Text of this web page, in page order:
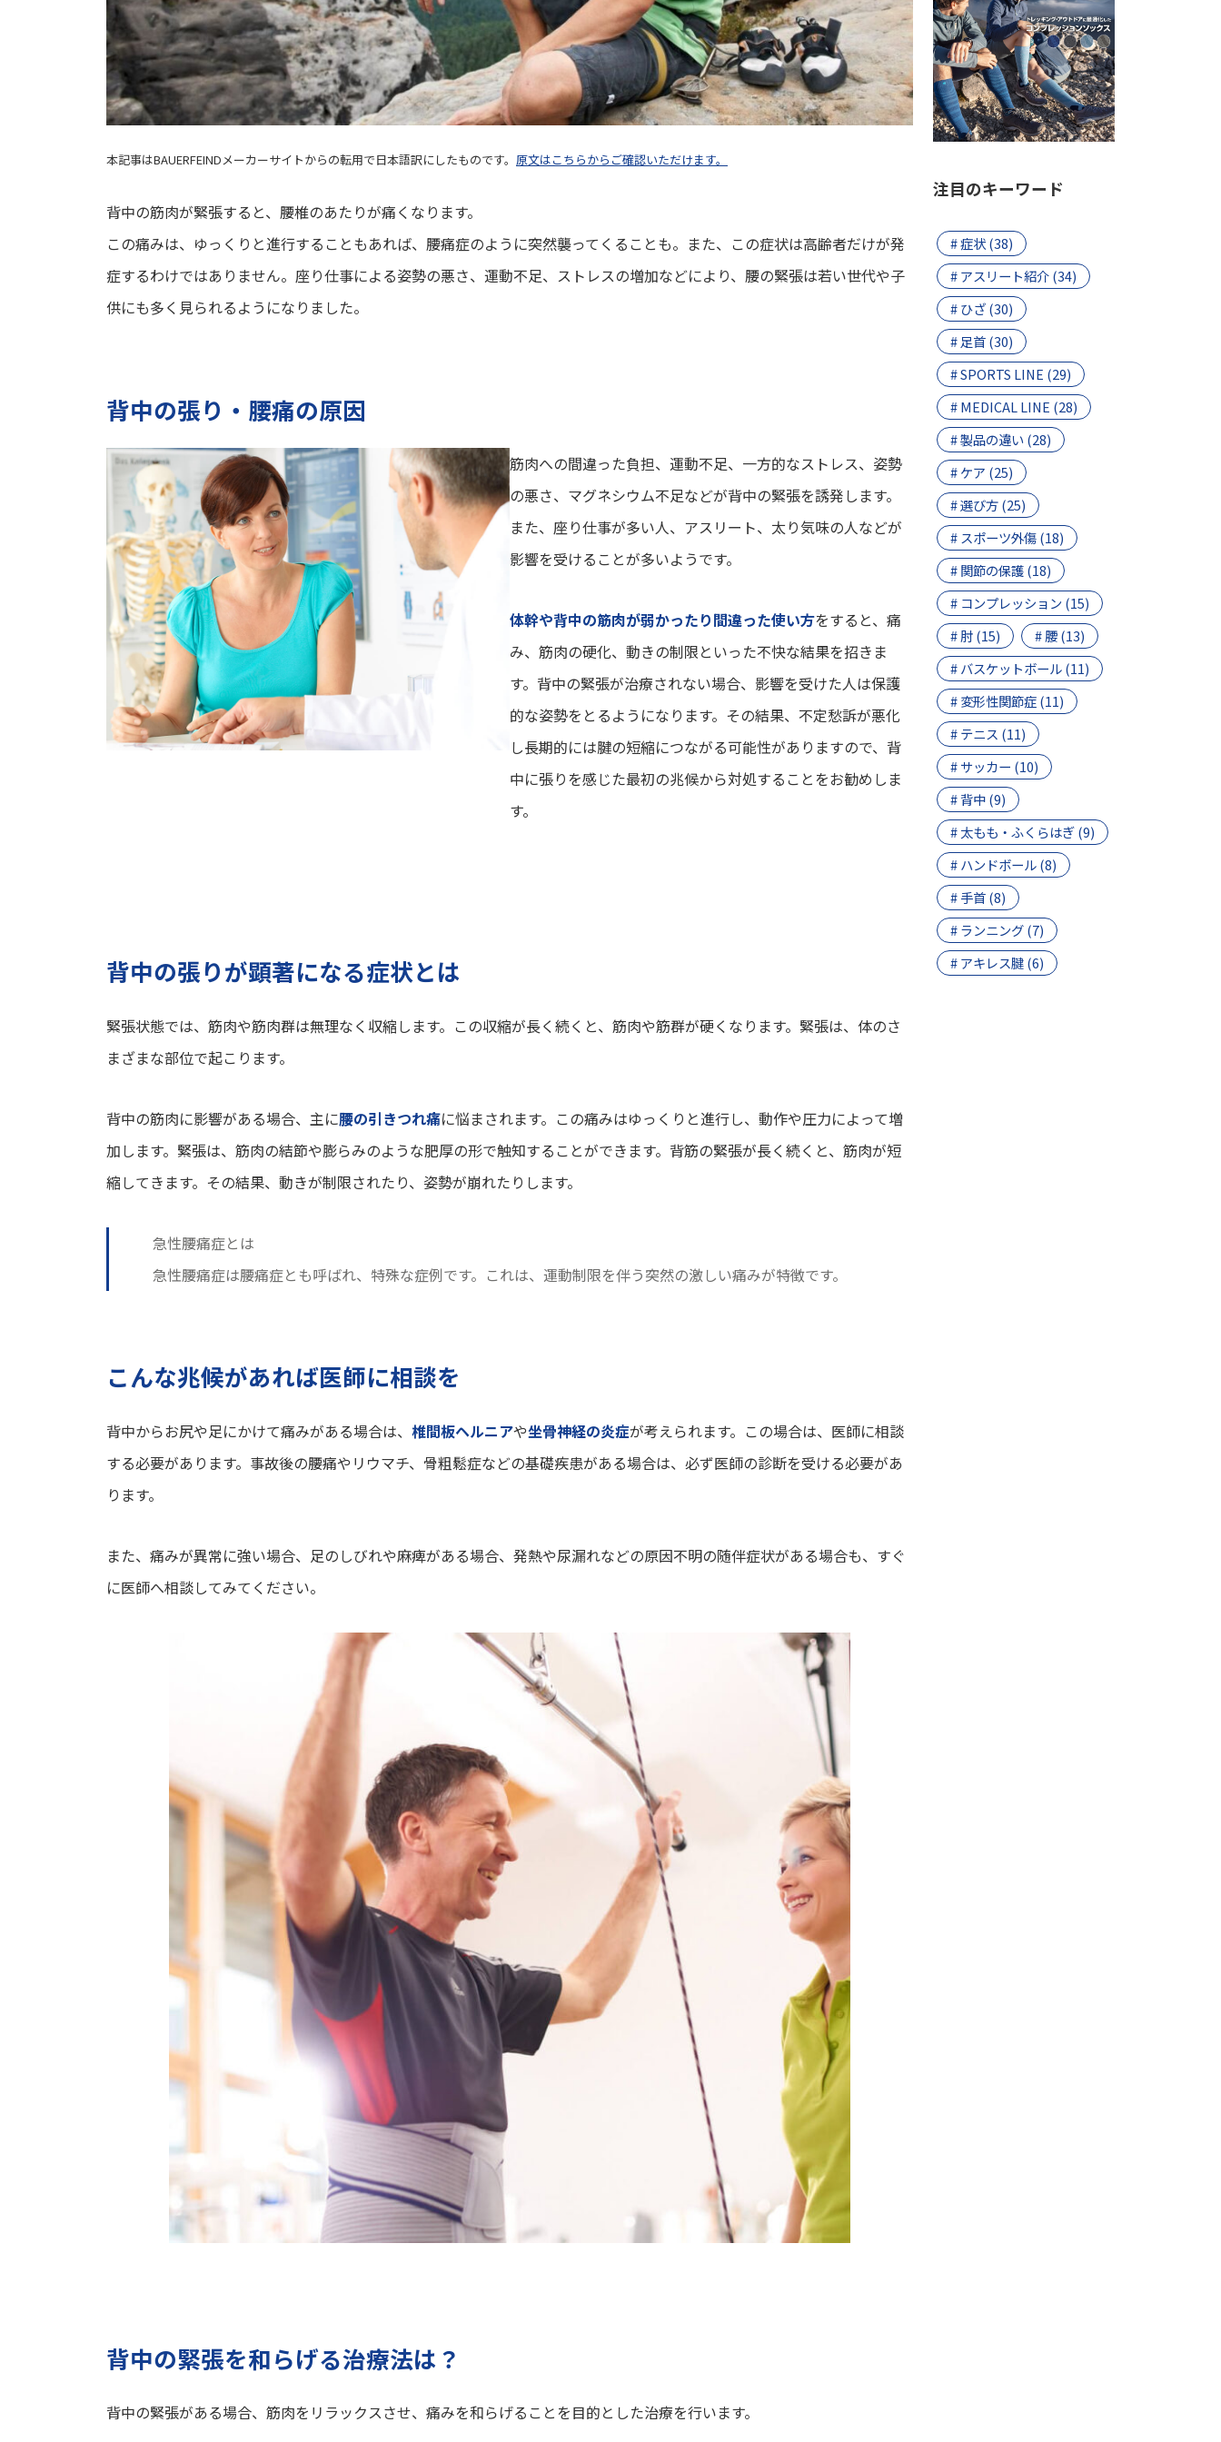
本記事はBAUERFEINDメーカーサイトからの転用で日本語訳にしたものです。 原文はこちらからご確認いただけます。
背中の筋肉が緊張すると、腰椎のあたりが痛くなります。
この痛みは、ゆっくりと進行することもあれば、腰痛症のように突然襲ってくることも。また、この症状は高齢者だけが発
症するわけではありません。座り仕事による姿勢の悪さ、運動不足、ストレスの増加などにより、腰の緊張は若い世代や子
供にも多く見られるようになりました。
背中の張り・腰痛の原因
筋肉への間違った負担、運動不足、一方的なストレス、姿勢
の悪さ、マグネシウム不足などが背中の緊張を誘発します。
また、座り仕事が多い人、アスリート、太り気味の人などが
影響を受けることが多いようです。
体幹や背中の筋肉が弱かったり間違った使い方をすると、痛
み、筋肉の硬化、動きの制限といった不快な結果を招きま
す。背中の緊張が治療されない場合、影響を受けた人は保護
的な姿勢をとるようになります。その結果、不定愁訴が悪化
し長期的には腱の短縮につながる可能性がありますので、背
中に張りを感じた最初の兆候から対処することをお勧めしま
す。
背中の張りが顕著になる症状とは
緊張状態では、筋肉や筋肉群は無理なく収縮します。この収縮が長く続くと、筋肉や筋群が硬くなります。緊張は、体のさ
まざまな部位で起こります。
背中の筋肉に影響がある場合、主に腰の引きつれ痛に悩まされます。この痛みはゆっくりと進行し、動作や圧力によって増
加します。緊張は、筋肉の結節や膨らみのような肥厚の形で触知することができます。背筋の緊張が長く続くと、筋肉が短
縮してきます。その結果、動きが制限されたり、姿勢が崩れたりします。
急性腰痛症とは
急性腰痛症は腰痛症とも呼ばれ、特殊な症例です。これは、運動制限を伴う突然の激しい痛みが特徴です。
こんな兆候があれば医師に相談を
背中からお尻や足にかけて痛みがある場合は、 椎間板ヘルニアや坐骨神経の炎症が考えられます。この場合は、医師に相談
する必要があります。事故後の腰痛やリウマチ、骨粗鬆症などの基礎疾患がある場合は、必ず医師の診断を受ける必要があ
ります。
また、痛みが異常に強い場合、足のしびれや麻痺がある場合、発熱や尿漏れなどの原因不明の随伴症状がある場合も、すぐ
に医師へ相談してみてください。
背中の緊張を和らげる治療法は？
背中の緊張がある場合、筋肉をリラックスさせ、痛みを和らげることを目的とした治療を行います。
注目のキーワード
# 症状 (38)
# アスリート紹介 (34)
# ひざ (30)
# 足首 (30)
# SPORTS LINE (29)
# MEDICAL LINE (28)
# 製品の違い (28)
# ケア (25)
# 選び方 (25)
# スポーツ外傷 (18)
# 関節の保護 (18)
# コンプレッション (15)
# 肘 (15)
# 腰 (13)
# バスケットボール (11)
# 変形性関節症 (11)
# テニス (11)
# サッカー (10)
# 背中 (9)
# 太もも・ふくらはぎ (9)
# ハンドボール (8)
# 手首 (8)
# ランニング (7)
# アキレス腱 (6)